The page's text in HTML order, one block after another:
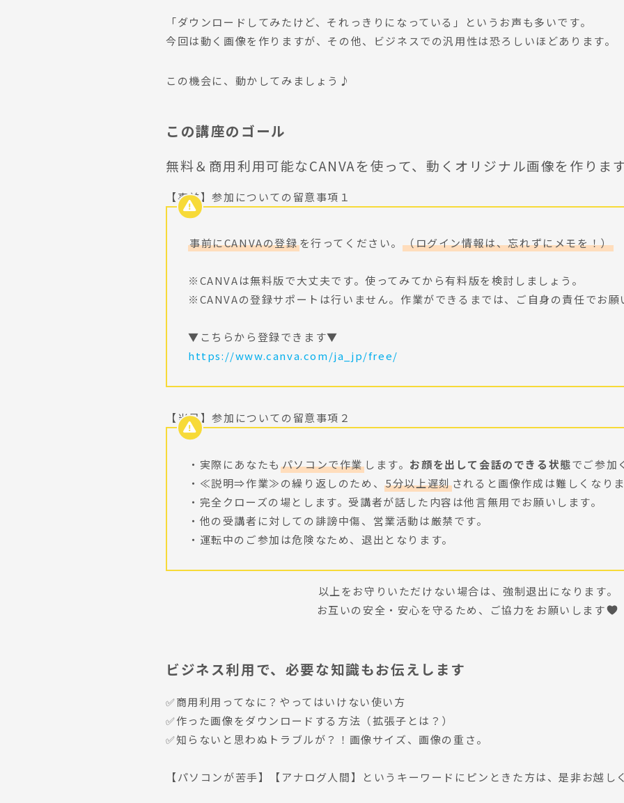
「ダウンロードしてみたけど、それっきりになっている」というお声も多いです。
今回は動く画像を作りますが、その他、ビジネスでの汎用性は恐ろしいほどあります。
この機会に、動かしてみましょう♪
この講座のゴール
無料＆商用利用可能なCANVAを使って、動くオリジナル画像を作りま
【事前】参加についての留意事項１
事前にCANVAの登録を行ってください。（ログイン情報は、忘れずにメモを！）
※CANVAは無料版で大丈夫です。使ってみてから有料版を検討しましょう。
※CANVAの登録サポートは行いません。作業ができるまでは、ご自身の責任でお願
▼こちらから登録できます▼
https://www.canva.com/ja_jp/free/
【当日】参加についての留意事項２
・実際にあなたも パソコンで作業 します。 お顔を出して会話のできる状態でご参加
・≪説明⇒作業≫の繰り返しのため、5分以上遅刻されると画像作成は難しくなり
・完全クローズの場とします。受講者が話した内容は他言無用でお願いします。
・他の受講者に対しての誹謗中傷、営業活動は厳禁です。
・運転中のご参加は危険なため、退出となります。
以上をお守りいただけない場合は、強制退出になります。
お互いの安全・安心を守るため、ご協力をお願いします
ビジネス利用で、必要な知識もお伝えします
✅商用利用ってなに？やってはいけない使い方
✅作った画像をダウンロードする方法（拡張子とは？）
✅知らないと思わぬトラブルが？！画像サイズ、画像の重さ。
【パソコンが苦手】【アナログ人間】というキーワードにピンときた方は、是非お越